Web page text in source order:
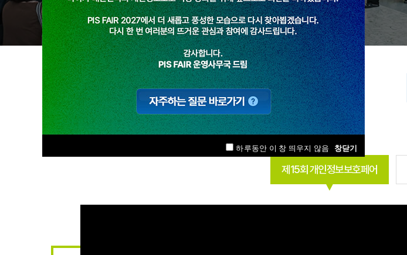
카카오톡 채널 친구 추가
새로운 소식과 다양한 이벤트
안내를 받아보실 수 있어요.
자주하는 질문
교육이수, 사전/현장등록 등
궁금하신 점이 있으신가요?
제15회 개인정보보호페어
하루동안 이 창 띄우지 않음 창닫기